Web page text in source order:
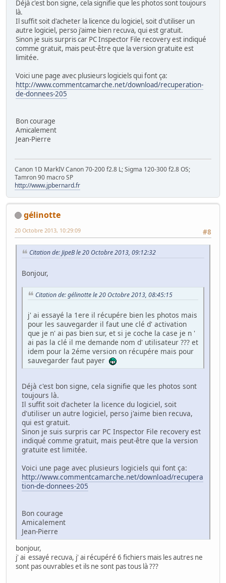
Déjà c'est bon signe, cela signifie que les photos sont toujours
là.
Il suffit soit d'acheter la licence du logiciel, soit d'utiliser un
autre logiciel, perso j'aime bien recuva, qui est gratuit.
Sinon je suis surpris car PC Inspector File recovery est indiqué
comme gratuit, mais peut-être que la version gratuite est
limitée.
Voici une page avec plusieurs logiciels qui font ça:
http://www.commentcamarche.net/download/recuperation-
de-donnees-205
Bon courage
Amicalement
Jean-Pierre
Canon 1D MarkIV Canon 70-200 f2.8 L; Sigma 120-300 f2.8 OS;
Tamron 90 macro SP
http://www.jpbernard.fr
gélinotte
#8
20 Octobre 2013, 10:29:09
Citation de: JipeB le 20 Octobre 2013, 09:12:32
Bonjour,
Citation de: gélinotte le 20 Octobre 2013, 08:45:15
j' ai essayé la 1ere il récupére bien les photos mais
pour les sauvegarder il faut une clé d' activation
que je n' ai pas bien sur, et si je coche la case je n '
ai pas la clé il me demande nom d' utilisateur ??? et
idem pour la 2éme version on récupére mais pour
sauvegarder faut payer
Déjà c'est bon signe, cela signifie que les photos sont
toujours là.
Il suffit soit d'acheter la licence du logiciel, soit
d'utiliser un autre logiciel, perso j'aime bien recuva,
qui est gratuit.
Sinon je suis surpris car PC Inspector File recovery est
indiqué comme gratuit, mais peut-être que la version
gratuite est limitée.
Voici une page avec plusieurs logiciels qui font ça:
http://www.commentcamarche.net/download/recupera
tion-de-donnees-205
Bon courage
Amicalement
Jean-Pierre
bonjour,
j' ai essayé recuva, j' ai récupéré 6 fichiers mais les autres ne
sont pas ouvrables et ils ne sont pas tous là ???